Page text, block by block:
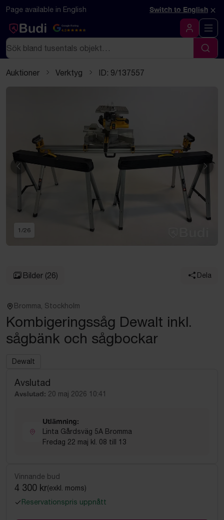
Hoppa till innehåll
Textbaserad (markdown) version av denna sida
Page available in English Switch to English ×
Google Rating
4.5
Logga in
Sök
Sök
Auktioner Verktyg ID: 9/137557
Föregående
1 /26
Bilder (26) Dela
Bromma, Stockholm
Kombigeringssåg Dewalt inkl.
sågbänk och sågbockar
Dewalt
Avslutad
Avslutad: 20 maj 2026 10:41
Utlämning:
Linta Gårdsväg 5A Bromma
Fredag 22 maj kl. 08 till 13
Vinnande bud
4 300 kr(exkl. moms)
Reservationspris uppnått